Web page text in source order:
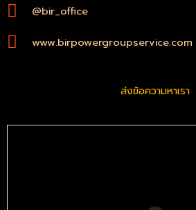
@bir_office
www.birpowergroupservice.com
ส่งข้อความหาเรา